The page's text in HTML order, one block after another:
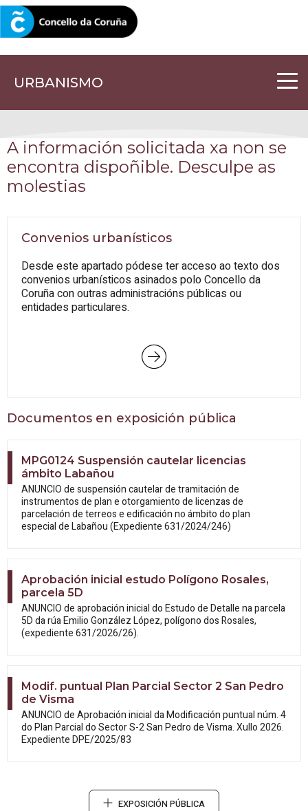
URBANISMO
CORUNA.GAL
A información solicitada xa non se
encontra dispoñible. Desculpe as
molestias
Convenios urbanísticos
Desde este apartado pódese ter acceso ao texto dos
convenios urbanísticos asinados polo Concello da
Coruña con outras administracións públicas ou
entidades particulares.
Documentos en exposición pública
MPG0124 Suspensión cautelar licencias
ámbito Labañou
ANUNCIO de suspensión cautelar de tramitación de
instrumentos de plan e otorgamiento de licenzas de
parcelación de terreos e edificación no ámbito do plan
especial de Labañou (Expediente 631/2024/246)
Aprobación inicial estudo Polígono Rosales,
parcela 5D
ANUNCIO de aprobación inicial do Estudode Detalle na parcela
5D da rúa Emilio González López, polígono dos Rosales,
(expediente 631/2026/26).
Modif. puntual Plan Parcial Sector 2 San Pedro
de Visma
ANUNCIO de Aprobación inicial daModificación puntual núm. 4
do Plan Parcial do Sector S-2 San Pedro de Visma. Xullo 2026.
Expediente DPE/2025/83
EXPOSICIÓN PÚBLICA